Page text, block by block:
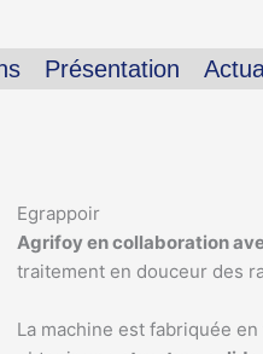
Présentation
Egrappoir
Agrifoy en collaboration
traitement en douceur des
La machine est fabriquée